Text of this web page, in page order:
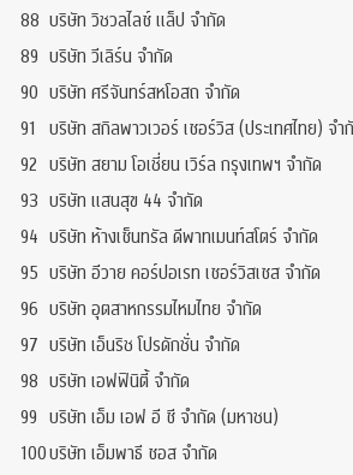
88 บริษัท วิชวลไลซ์ แล็ป จำกัด
89 บริษัท วีเลิร์น จำกัด
90 บริษัท ศรีจันทร์สหโอสถ จำกัด
91 บริษัท สกิลพาวเวอร์ เซอร์วิส (ประเทศไทย) จำ
92 บริษัท สยาม โอเชี่ยน เวิร์ล กรุงเทพฯ จำกัด
93 บริษัท แสนสุข 44 จำกัด
94 บริษัท ห้างเซ็นทรัล ดีพาทเมนท์สโตร์ จำกัด
95 บริษัท อีวาย คอร์ปอเรท เซอร์วิสเซส จํากัด
96 บริษัท อุตสาหกรรมไหมไทย จำกัด
97 บริษัท เอ็นริช โปรดักชั่น จำกัด
98 บริษัท เอฟฟินิตี้ จำกัด
99 บริษัท เอ็ม เอฟ อี ซี จำกัด (มหาชน)
100บริษัท เอ็มพาธี ซอส จำกัด